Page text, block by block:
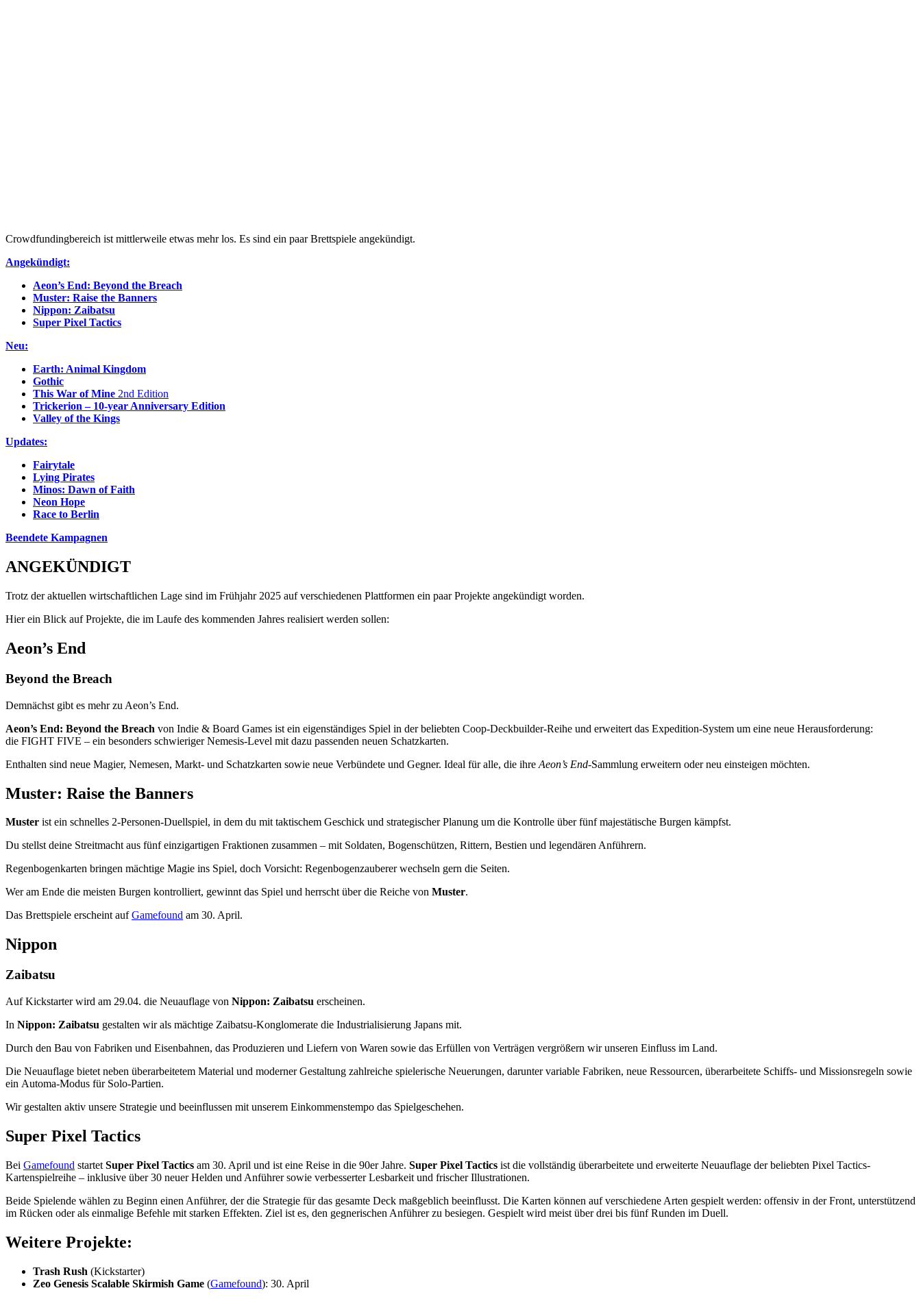
Crowdfundingbereich ist mittlerweile etwas mehr los. Es sind ein paar Brettspiele angekündigt.
Angekündigt:
Aeon’s End: Beyond the Breach
Muster: Raise the Banners
Nippon: Zaibatsu
Super Pixel Tactics
Neu:
Earth: Animal Kingdom
Gothic
This War of Mine 2nd Edition
Trickerion – 10-year Anniversary Edition
Valley of the Kings
Updates:
Fairytale
Lying Pirates
Minos: Dawn of Faith
Neon Hope
Race to Berlin
Beendete Kampagnen
ANGEKÜNDIGT
Trotz der aktuellen wirtschaftlichen Lage sind im Frühjahr 2025 auf verschiedenen Plattformen ein paar Projekte angekündigt worden.
Hier ein Blick auf Projekte, die im Laufe des kommenden Jahres realisiert werden sollen:
Aeon’s End
Beyond the Breach
Demnächst gibt es mehr zu Aeon’s End.
Aeon’s End: Beyond the Breach von Indie & Board Games ist ein eigenständiges Spiel in der beliebten Coop-Deckbuilder-Reihe und erweitert das Expedition-System um eine neue Herausforderung:
die FIGHT FIVE – ein besonders schwieriger Nemesis-Level mit dazu passenden neuen Schatzkarten.
Enthalten sind neue Magier, Nemesen, Markt- und Schatzkarten sowie neue Verbündete und Gegner. Ideal für alle, die ihre Aeon’s End-Sammlung erweitern oder neu einsteigen möchten.
Muster: Raise the Banners
Muster ist ein schnelles 2-Personen-Duellspiel, in dem du mit taktischem Geschick und strategischer Planung um die Kontrolle über fünf majestätische Burgen kämpfst.
Du stellst deine Streitmacht aus fünf einzigartigen Fraktionen zusammen – mit Soldaten, Bogenschützen, Rittern, Bestien und legendären Anführern.
Regenbogenkarten bringen mächtige Magie ins Spiel, doch Vorsicht: Regenbogenzauberer wechseln gern die Seiten.
Wer am Ende die meisten Burgen kontrolliert, gewinnt das Spiel und herrscht über die Reiche von Muster.
Das Brettspiele erscheint aufGamefound am 30. April.
Nippon
Zaibatsu
Auf Kickstarter wird am 29.04. die Neuauflage von Nippon: Zaibatsu erscheinen.
In Nippon: Zaibatsu gestalten wir als mächtige Zaibatsu-Konglomerate die Industrialisierung Japans mit.
Durch den Bau von Fabriken und Eisenbahnen, das Produzieren und Liefern von Waren sowie das Erfüllen von Verträgen vergrößern wir unseren Einfluss im Land.
Die Neuauflage bietet neben überarbeitetem Material und moderner Gestaltung zahlreiche spielerische Neuerungen, darunter variable Fabriken, neue Ressourcen, überarbeitete Schiffs- und Missionsregeln sowie
ein Automa-Modus für Solo-Partien.
Wir gestalten aktiv unsere Strategie und beeinflussen mit unserem Einkommenstempo das Spielgeschehen.
Super Pixel Tactics
Bei Gamefound startet Super Pixel Tactics am 30. April und ist eine Reise in die 90er Jahre. Super Pixel Tactics ist die vollständig überarbeitete und erweiterte Neuauflage der beliebten Pixel Tactics-
Kartenspielreihe – inklusive über 30 neuer Helden und Anführer sowie verbesserter Lesbarkeit und frischer Illustrationen.
Beide Spielende wählen zu Beginn einen Anführer, der die Strategie für das gesamte Deck maßgeblich beeinflusst. Die Karten können auf verschiedene Arten gespielt werden: offensiv in der Front, unterstützend
im Rücken oder als einmalige Befehle mit starken Effekten. Ziel ist es, den gegnerischen Anführer zu besiegen. Gespielt wird meist über drei bis fünf Runden im Duell.
Weitere Projekte:
Trash Rush (Kickstarter)
Zeo Genesis Scalable Skirmish Game (Gamefound): 30. April